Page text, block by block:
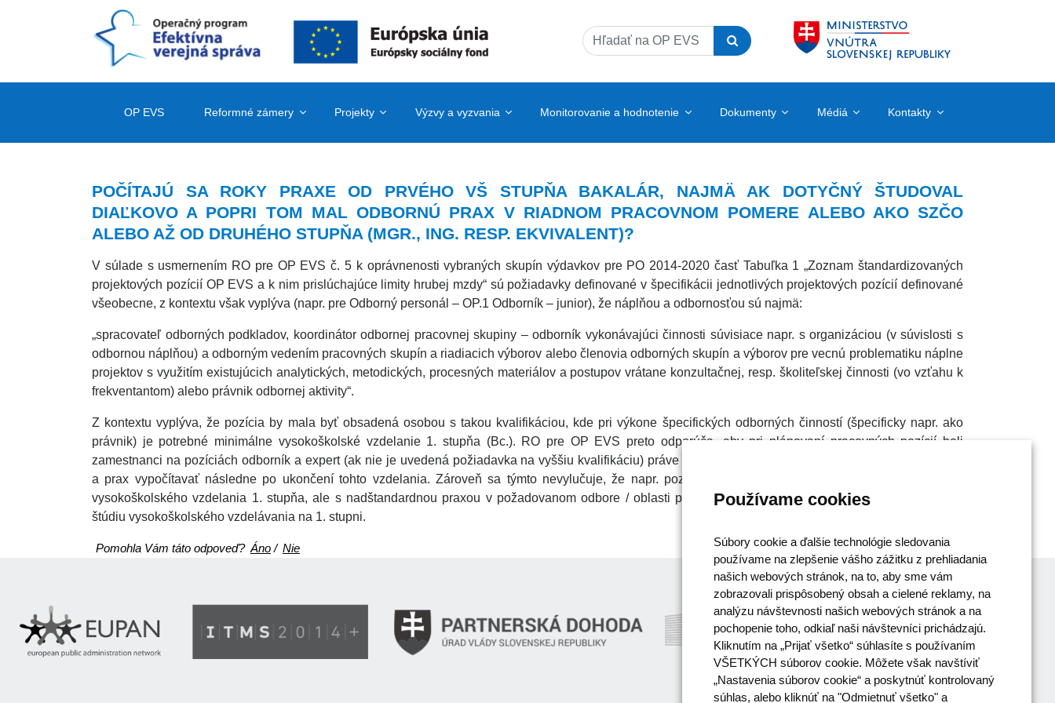
Search
OP EVS Reformné zámery Projekty Výzvy a vyzvania Monitorovanie a hodnotenie Dokumenty Médiá Kontakty
POČÍTAJÚ SA ROKY PRAXE OD PRVÉHO VŠ STUPŇA BAKALÁR, NAJMÄ AK DOTYČNÝ ŠTUDOVAL
DIAĽKOVO A POPRI TOM MAL ODBORNÚ PRAX V RIADNOM PRACOVNOM POMERE ALEBO AKO SZČO
ALEBO AŽ OD DRUHÉHO STUPŇA (MGR., ING. RESP. EKVIVALENT)?
V súlade s usmernením RO pre OP EVS č. 5 k oprávnenosti vybraných skupín výdavkov pre PO 2014-2020 časť Tabuľka 1 „Zoznam štandardizovaných
projektových pozícií OP EVS a k nim prislúchajúce limity hrubej mzdy“ sú požiadavky definované v špecifikácii jednotlivých projektových pozícií definované
všeobecne, z kontextu však vyplýva (napr. pre Odborný personál – OP.1 Odborník – junior), že náplňou a odbornosťou sú najmä:
„spracovateľ odborných podkladov, koordinátor odbornej pracovnej skupiny – odborník vykonávajúci činnosti súvisiace napr. s organizáciou (v súvislosti s
odbornou náplňou) a odborným vedením pracovných skupín a riadiacich výborov alebo členovia odborných skupín a výborov pre vecnú problematiku náplne
projektov s využitím existujúcich analytických, metodických, procesných materiálov a postupov vrátane konzultačnej, resp. školiteľskej činnosti (vo vzťahu k
frekventantom) alebo právnik odbornej aktivity“.
Z kontextu vyplýva, že pozícia by mala byť obsadená osobou s takou kvalifikáciou, kde pri výkone špecifických odborných činností (špecificky napr. ako
právnik) je potrebné minimálne vysokoškolské vzdelanie 1. stupňa (Bc.). RO pre OP EVS preto odporúča, aby pri plánovaní pracovných pozícií boli
zamestnanci na pozíciách odborník a expert (ak nie je uvedená požiadavka na vyššiu kvalifikáciu) práve s minimálne vysokoškolským vzdelaním 1. stupňa
a prax vypočítavať následne po ukončení tohto vzdelania. Zároveň sa týmto nevylučuje, že napr. pozícia odborník-junior bude obsadená osobou bez
vysokoškolského vzdelania 1. stupňa, ale s nadštandardnou praxou v požadovanom odbore / oblasti presahujúcej minimálne 4 roky, ktoré zodpovedajú
štúdiu vysokoškolského vzdelávania na 1. stupni.
Pomohla Vám táto odpoveď? Áno / Nie
Používame cookies
Súbory cookie a ďalšie technológie sledovania
používame na zlepšenie vášho zážitku z prehliadania
našich webových stránok, na to, aby sme vám
zobrazovali prispôsobený obsah a cielené reklamy, na
analýzu návštevnosti našich webových stránok a na
pochopenie toho, odkiaľ naši návštevníci prichádzajú.
Kliknutím na „Prijať všetko“ súhlasíte s používaním
VŠETKÝCH súborov cookie. Môžete však navštíviť
„Nastavenia súborov cookie“ a poskytnúť kontrolovaný
súhlas, alebo kliknúť na "Odmietnuť všetko" a